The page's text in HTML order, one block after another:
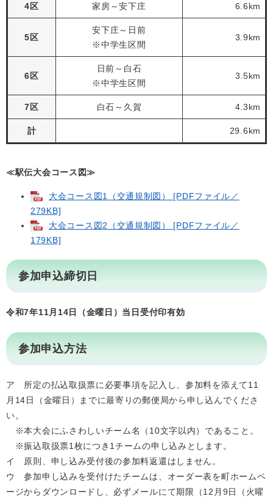
4区 家房～安下庄 6.6km
5区
安下庄～日前
※中学生区間
3.9km
6区
日前～白石
※中学生区間
3.5km
7区 白石～久賀 4.3km
計 29.6km
≪駅伝大会コース図≫
大会コース図1（交通規制図） [PDFファイル／
279KB]
大会コース図2（交通規制図） [PDFファイル／
179KB]
参加申込締切日
令和7年11月14日（金曜日）当日受付印有効
参加申込方法
ア 所定の払込取扱票に必要事項を記入し、参加料を添えて11
月14日（金曜日）までに最寄りの郵便局から申し込んでくださ
い。
※本大会にふさわしいチーム名（10文字以内）であること。
※振込取扱票1枚につき1チームの申し込みとします。
イ 原則、申し込み受付後の参加料返還はしません。
ウ 参加申し込みを受付けたチームは、オーダー表を町ホームペ
ージからダウンロードし、必ずメールにて期限（12月9日（火曜